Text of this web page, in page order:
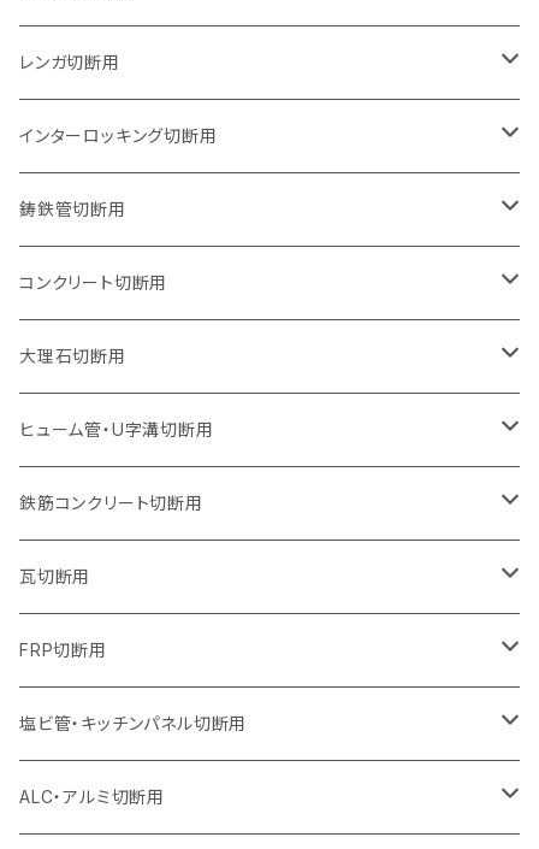
グラインダー取付用
石井超硬電動切断機 取付用
セグメントタイプ
セグメントタイプ（ビス穴付き
125mm（5インチ）
セグメントタイプ
セグメントタイプ（ビス穴付き
150mm（6インチ）
セグメントタイプ
180mm（7インチ）
セグメントタイプ
205mm（8インチ）
セグメントタイプ
230mm（9インチ）
セグメントタイプ
305mm（12インチ）
セグメント
セグメント（特殊凸凹加工チップ）
355mm（14インチ）
セグメント
セグメント（特殊凸凹加工チップ）
405mm（16インチ）
セグメントタイプ
105mm（4インチ）
セグメントタイプ
ウェーブタイプ
125mm（5インチ）
セグメントタイプ
ウェーブタイプ
150mm（6インチ）
セグメントタイプ
ウェーブタイプ
180mm（7インチ）
セグメントタイプ
ウェーブタイプ
205mm（8インチ）
セグメントタイプ
ウェーブタイプ
230mm（9インチ）
セグメントタイプ
ウェーブタイプ
255mm（10インチ）
セグメントタイプ
305mm（12インチ）
セグメント
セグメント（特殊凸凹加工チップ）
355mm（14インチ）
セグメント
セグメント（特殊凸凹加工チップ）
レンガ切断用
105mm（4インチ）
セグメントタイプ
ウェーブタイプ
125mm（5インチ）
セグメントタイプ
ウェーブタイプ
150mm（6インチ）
セグメントタイプ
ウェーブタイプ
180mm（7インチ）
セグメントタイプ
ウェーブタイプ
205mm（8インチ）
セグメントタイプ
ウェーブタイプ
230mm（9インチ）
セグメントタイプ
ウェーブタイプ
255mm（10インチ）
セグメントタイプ
305mm（12インチ）
セグメント
セグメント（特殊凸凹加工チップ）
355mm（14インチ）
セグメント
インターロッキング切断用
105mm（4インチ）
セグメントタイプ
セグメントタイプ（ビス穴付き
125mm（5インチ）
セグメントタイプ
セグメントタイプ（ビス穴付き
150mm（6インチ）
セグメントタイプ
180mm（7インチ）
セグメントタイプ
205mm（8インチ）
セグメントタイプ
230mm（9インチ）
セグメントタイプ
255mm（10インチ）
セグメントタイプ（一般道路カッター用
305mm（12インチ）
セグメントタイプ
355mm（14インチ）
鋳鉄管切断用
105mm（4インチ）
セグメントタイプ
セグメントタイプ（ビス穴付き
125mm（5インチ）
セグメントタイプ
セグメントタイプ（ビス穴付き
150mm（6インチ）
セグメントタイプ
180mm（7インチ）
セグメントタイプ
205mm（8インチ）
セグメントタイプ
230mm（9インチ）
セグメントタイプ
305mm（12インチ）
セグメントタイプ
355mm（14インチ）
コンクリート切断用
105mm（4インチ）
セグメントタイプ
ウェーブタイプ
125mm（5インチ）
セグメントタイプ
ウェーブタイプ
150mm（6インチ）
セグメントタイプ
ウェーブタイプ
180mm（7インチ）
セグメントタイプ
ウェーブタイプ
205mm（8インチ）
セグメントタイプ
ウェーブタイプ
230mm（9インチ）
セグメントタイプ
255mm（10インチ）
大理石切断用
125mm（5インチ）
ヒューム管・U字溝切断用
105mm（4インチ）
セグメントタイプ
125mm（5インチ）
セグメントタイプ
150mm（6インチ）
セグメントタイプ
180mm（7インチ）
セグメントタイプ
205mm（8インチ）
鉄筋コンクリート切断用
305mm（12インチ）
セグメントタイプ
355mm（14インチ）
セグメントタイプ
405mm（16インチ）
セグメントタイプ
瓦切断用
105mm（4インチ）
FRP切断用
125ｍｍ（5インチ）
塩ビ管・キッチンパネル切断用
125ｍｍ（5インチ）
ALC・アルミ切断用